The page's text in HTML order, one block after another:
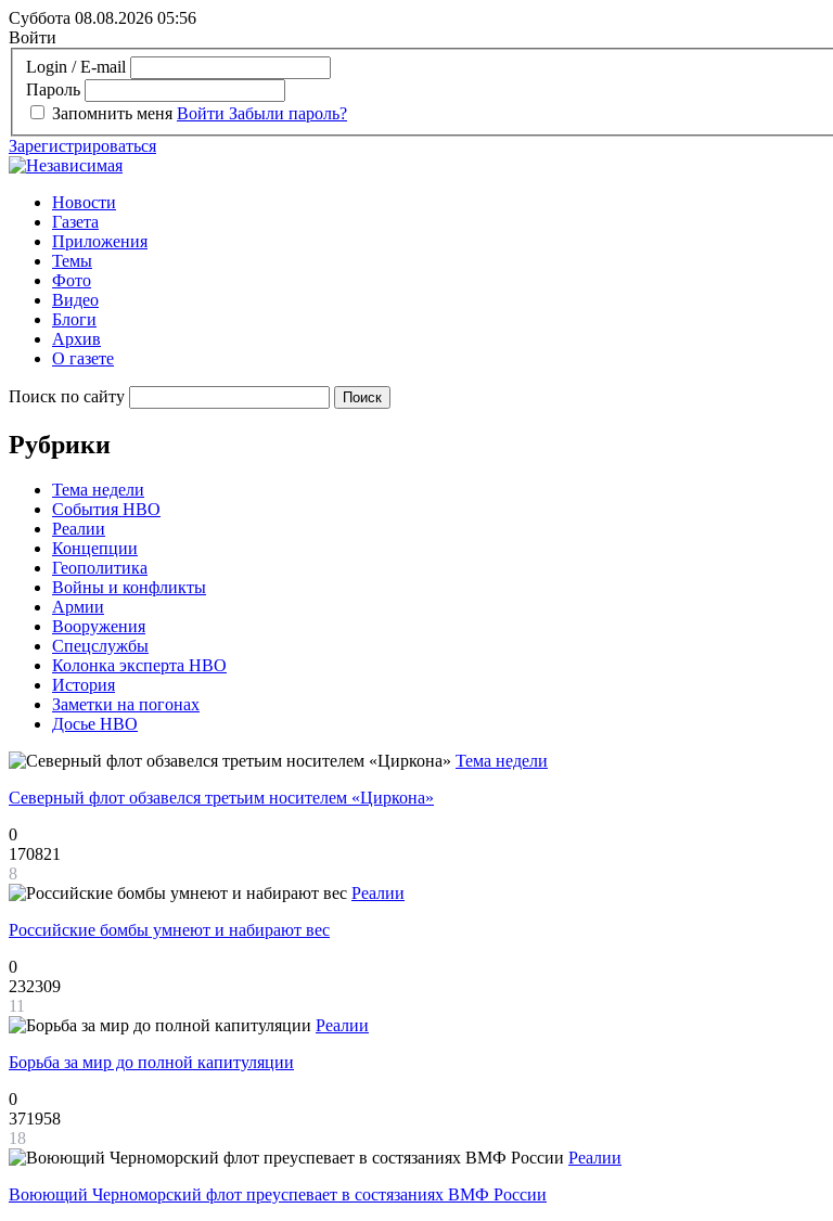
Суббота 08.08.2026 05:56
Войти
Login / E-mail
Пароль
Запомнить меня Войти Забыли пароль?
Зарегистрироваться
Новости
Газета
Приложения
Темы
Фото
Видео
Блоги
Архив
О газете
Поиск по сайту
Рубрики
Тема недели
События НВО
Реалии
Концепции
Геополитика
Войны и конфликты
Армии
Вооружения
Спецслужбы
Колонка эксперта НВО
История
Заметки на погонах
Досье НВО
Тема недели
Северный флот обзавелся третьим носителем «Циркона»
0
170821
8
Реалии
Российские бомбы умнеют и набирают вес
0
232309
11
Реалии
Борьба за мир до полной капитуляции
0
371958
18
Реалии
Воюющий Черноморский флот преуспевает в состязаниях ВМФ России